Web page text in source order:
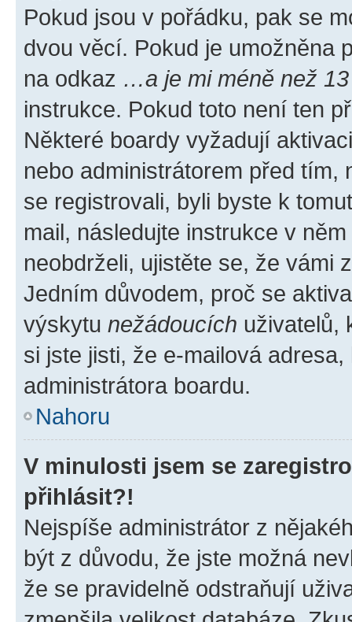
Pokud jsou v pořádku, pak se
dvou věcí. Pokud je umožněna
na odkaz …a je mi méně než
instrukce. Pokud toto není ten
Některé boardy vyžadují
nebo administrátorem před tím,
se registrovali, byli byste k
mail, následujte instrukce v
neobdrželi, ujistěte se, že vámi
Jedním důvodem, proč se
výskytu nežádoucích uživatelů,
si jste jisti, že e-mailová
administrátora boardu.
Nahoru
V minulosti jsem se
přihlásit?!
Nejspíše administrátor z
být z důvodu, že jste možná
že se pravidelně odstraňují